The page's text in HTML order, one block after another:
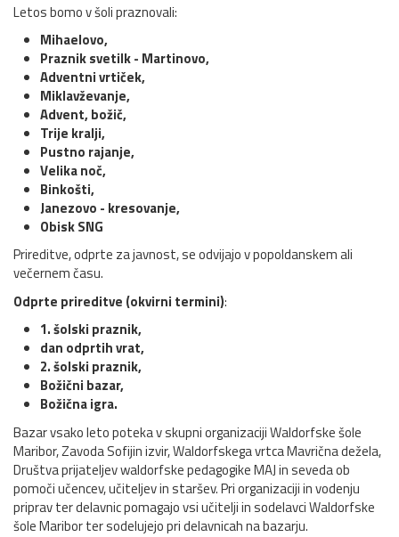
Letos bomo v šoli praznovali:
Mihaelovo,
Praznik svetilk - Martinovo,
Adventni vrtiček,
Miklavževanje,
Advent, božič,
Trije kralji,
Pustno rajanje,
Velika noč,
Binkošti,
Janezovo - kresovanje,
Obisk SNG
Prireditve, odprte za javnost, se odvijajo v popoldanskem ali
večernem času.
Odprte prireditve (okvirni termini):
1. šolski praznik,
dan odprtih vrat,
2. šolski praznik,
Božični bazar,
Božična igra.
Bazar vsako leto poteka v skupni organizaciji Waldorfske šole
Maribor, Zavoda Sofijin izvir, Waldorfskega vrtca Mavrična dežela,
Društva prijateljev waldorfske pedagogike MAJ in seveda ob
pomoči učencev, učiteljev in staršev. Pri organizaciji in vodenju
priprav ter delavnic pomagajo vsi učitelji in sodelavci Waldorfske
šole Maribor ter sodelujejo pri delavnicah na bazarju.